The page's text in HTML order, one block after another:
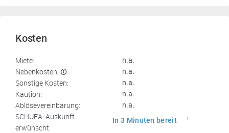
Kosten
Miete: n.a.
Nebenkosten: n.a.
Sonstige Kosten: n.a.
Kaution: n.a.
Ablösevereinbarung: n.a.
SCHUFA-Auskunft
erwünscht:
In 3 Minuten bereit 1